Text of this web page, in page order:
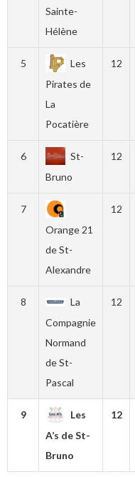
Sainte-
Hélène
5
Les
Pirates de
La
Pocatière
12
6
St-
Bruno
12
7
Orange 21
de St-
Alexandre
12
8
La
Compagnie
Normand
de St-
Pascal
12
9
Les
A’s de St-
Bruno
12